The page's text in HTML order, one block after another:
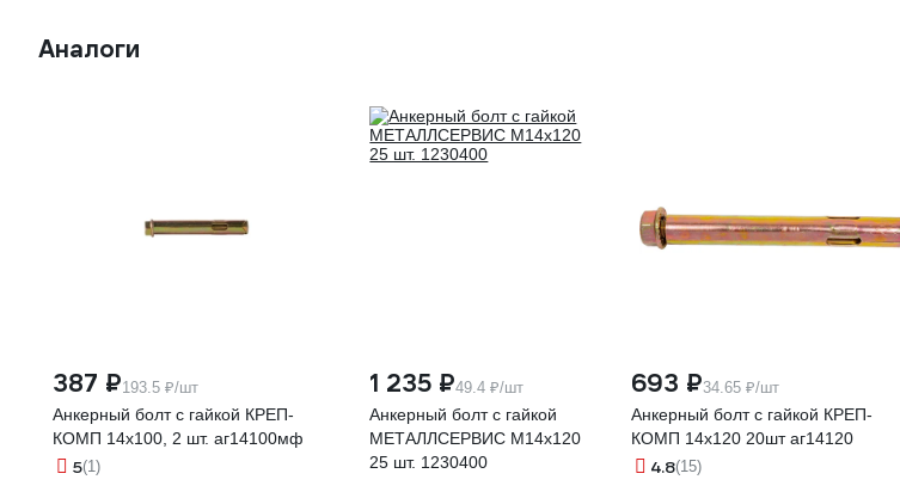
Аналоги
387 ₽193.5 ₽/шт
Анкерный болт с гайкой КРЕП-
КОМП 14х100, 2 шт. аг14100мф
5(1)
1 235 ₽49.4 ₽/шт
Анкерный болт с гайкой
МЕТАЛЛСЕРВИС М14x120
25 шт. 1230400
693 ₽34.65 ₽/шт
Анкерный болт с гайкой КРЕП-
КОМП 14х120 20шт аг14120
4.8(15)